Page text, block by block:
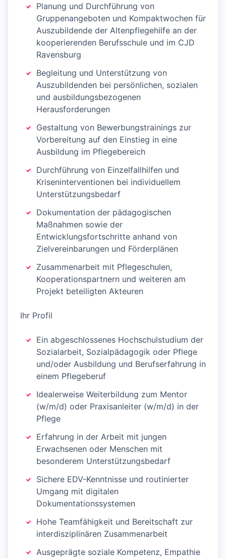
Planung und Durchführung von
Gruppenangeboten und Kompaktwochen für
Auszubildende der Altenpflegehilfe an der
kooperierenden Berufsschule und im CJD
Ravensburg
Begleitung und Unterstützung von
Auszubildenden bei persönlichen, sozialen
und ausbildungsbezogenen
Herausforderungen
Gestaltung von Bewerbungstrainings zur
Vorbereitung auf den Einstieg in eine
Ausbildung im Pflegebereich
Durchführung von Einzelfallhilfen und
Kriseninterventionen bei individuellem
Unterstützungsbedarf
Dokumentation der pädagogischen
Maßnahmen sowie der
Entwicklungsfortschritte anhand von
Zielvereinbarungen und Förderplänen
Zusammenarbeit mit Pflegeschulen,
Kooperationspartnern und weiteren am
Projekt beteiligten Akteuren
Ihr Profil
Ein abgeschlossenes Hochschulstudium der
Sozialarbeit, Sozialpädagogik oder Pflege
und/oder Ausbildung und Berufserfahrung in
einem Pflegeberuf
Idealerweise Weiterbildung zum Mentor
(w/m/d) oder Praxisanleiter (w/m/d) in der
Pflege
Erfahrung in der Arbeit mit jungen
Erwachsenen oder Menschen mit
besonderem Unterstützungsbedarf
Sichere EDV-Kenntnisse und routinierter
Umgang mit digitalen
Dokumentationssystemen
Hohe Teamfähigkeit und Bereitschaft zur
interdisziplinären Zusammenarbeit
Ausgeprägte soziale Kompetenz, Empathie